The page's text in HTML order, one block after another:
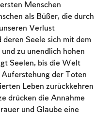
Menschen
als Büßer, die durch
Verlust
Seele sich mit dem
zu unendlich hohen
Seelen, bis die Welt
der Toten
Leben zurückkehren
drücken die Annahme
und Glaube eine